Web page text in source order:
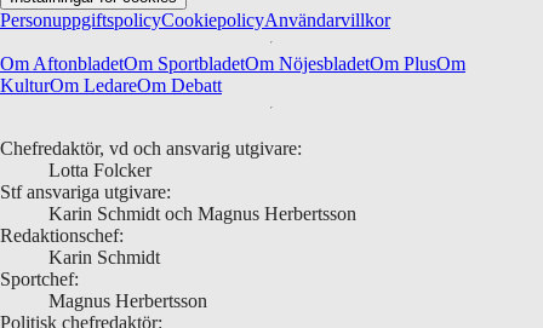
PersonuppgiftspolicyCookiepolicyAnvändarvillkor
Om AftonbladetOm SportbladetOm NöjesbladetOm PlusOm
KulturOm LedareOm Debatt
Chefredaktör, vd och ansvarig utgivare:
Lotta Folcker
Stf ansvariga utgivare:
Karin Schmidt och Magnus Herbertsson
Redaktionschef:
Karin Schmidt
Sportchef:
Magnus Herbertsson
Politisk chefredaktör: